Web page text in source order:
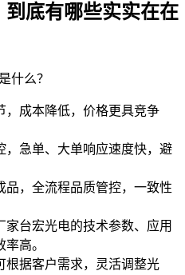
底有哪些实实在在
什么？
，成本降低，价格更具竞争
，急单、大单响应速度快，避
品，全流程品质管控，一致性
家台宏光电的技术参数、应用
高。
根据客户需求，灵活调整光